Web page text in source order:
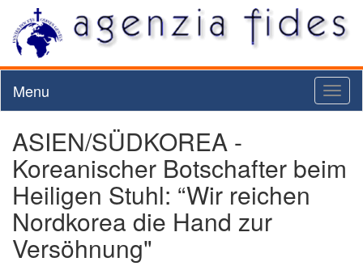
Menu
ASIEN/SÜDKOREA -
Koreanischer Botschafter beim
Heiligen Stuhl: “Wir reichen
Nordkorea die Hand zur
Versöhnung"